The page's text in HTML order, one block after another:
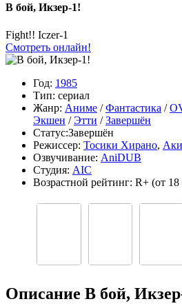
В бой, Икзер-1!
Fight!! Iczer-1
Смотреть онлайн!
Год: 1985
Тип: сериал
Жанр: Аниме /Фантастика /
Экшен /Этти /Завершён
Статус:Завершён
Режиссер: Тосики Хирано,
Озвучивание: AniDUB
Студия: AIC
Возрастной рейтинг: R+ (от 18
Описание В бой,